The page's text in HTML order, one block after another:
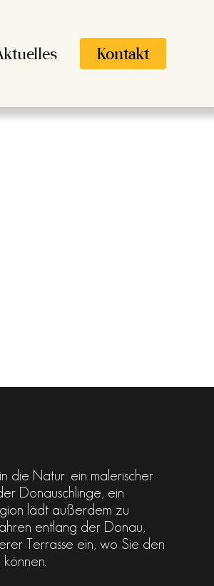
Kontakt
die Natur: ein malerischer
Donauschlinge, ein
lädt außerdem zu
entlang der Donau,
Terrasse ein, wo Sie den